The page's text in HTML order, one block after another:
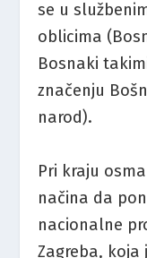
se u
oblicima
Bosnaki
značenju
narod).
Pri kraju
načina da
nacionalne
Zagreba,